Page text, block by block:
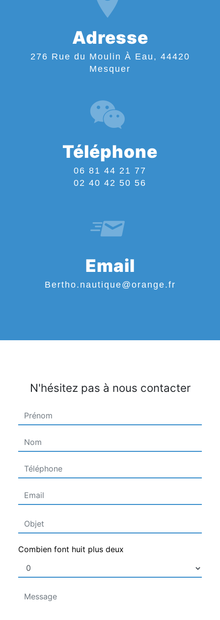
Adresse
276 Rue du Moulin À Eau, 44420
Mesquer
Téléphone
06 81 44 21 77
02 40 42 50 56
Email
bertho.nautique@orange.fr
N'hésitez pas à nous contacter
Combien font huit plus deux